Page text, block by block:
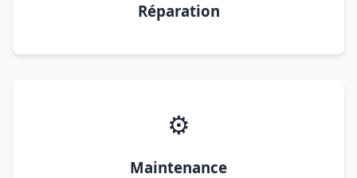
Réparation
⚙️
Maintenance